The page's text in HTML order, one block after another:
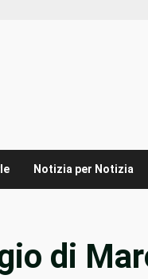
Notizia per Notizia
di